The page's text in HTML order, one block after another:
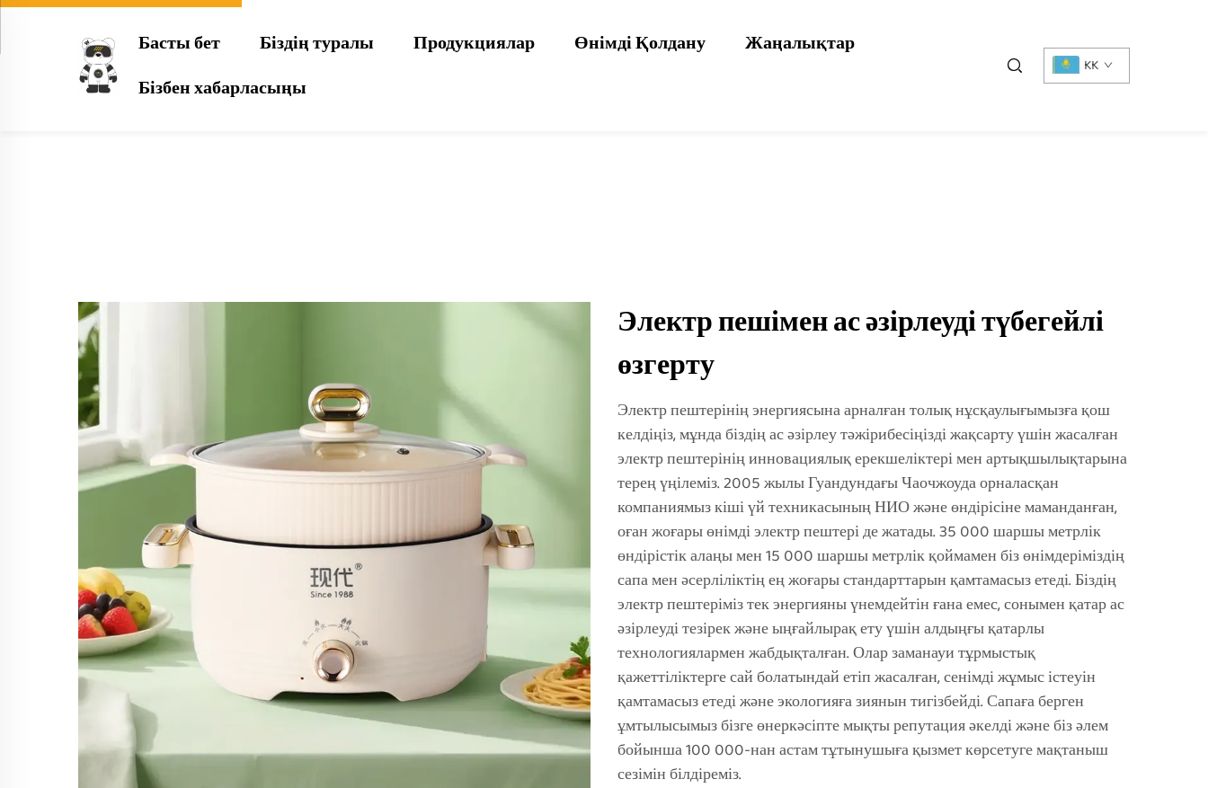
Басты бет Біздің туралы Продукциялар Өнімді Қолдану
Жаңалықтар
Бізбен хабарласыңы
KK
Электр пешімен ас әзірлеуді түбегейлі
өзгерту
Электр пештерінің энергиясына арналған толық нұсқаулығымызға қош
келдіңіз, мұнда біздің ас әзірлеу тәжірибесіңізді жақсарту үшін жасалған
электр пештерінің инновациялық ерекшеліктері мен артықшылықтарына
терең үңілеміз. 2005 жылы Гуандундағы Чаочжоуда орналасқан
компаниямыз кіші үй техникасының НИО және өндірісіне маманданған,
оған жоғары өнімді электр пештері де жатады. 35 000 шаршы метрлік
өндірістік алаңы мен 15 000 шаршы метрлік қоймамен біз өнімдеріміздің
сапа мен әсерліліктің ең жоғары стандарттарын қамтамасыз етеді. Біздің
электр пештеріміз тек энергияны үнемдейтін ғана емес, сонымен қатар ас
әзірлеуді тезірек және ыңғайлырақ ету үшін алдыңғы қатарлы
технологиялармен жабдықталған. Олар заманауи тұрмыстық
қажеттіліктерге сай болатындай етіп жасалған, сенімді жұмыс істеуін
қамтамасыз етеді және экологияға зиянын тигізбейді. Сапаға берген
ұмтылысымыз бізге өнеркәсіпте мықты репутация әкелді және біз әлем
бойынша 100 000-нан астам тұтынушыға қызмет көрсетуге мақтаныш
сезімін білдіреміз.